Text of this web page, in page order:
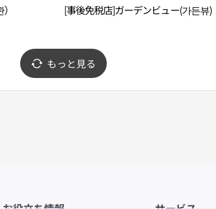
[事後免税店]ガーデンビュー(가든뷰)
もっと見る